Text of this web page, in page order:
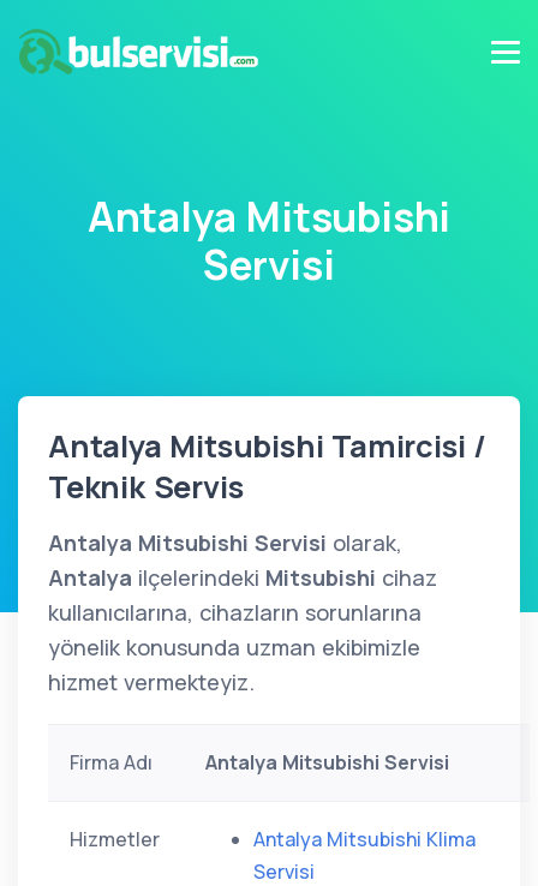
Antalya Mitsubishi
Servisi
Antalya Mitsubishi Tamircisi /
Teknik Servis
Antalya Mitsubishi Servisi olarak,
Antalya ilçelerindeki Mitsubishi cihaz
kullanıcılarına, cihazların sorunlarına
yönelik konusunda uzman ekibimizle
hizmet vermekteyiz.
Firma Adı Antalya Mitsubishi Servisi
Hizmetler
Antalya Mitsubishi Klima
Servisi